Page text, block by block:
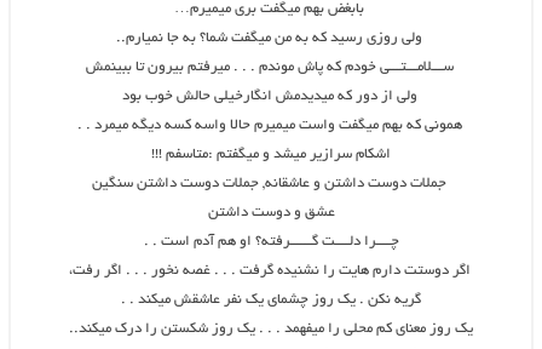
ﺑﺎﺑﻐﺾ ﺑﻬﻢ ﻣﯿﮕﻔﺖ ﺑﺮﯼ ﻣﯿﻤﯿﺮﻡ…
ﻭﻟﯽ ﺭﻭﺯﯼ ﺭﺳﯿﺪ ﮐﻪ ﺑﻪ ﻣﻦ ﻣﯿﮕﻔﺖ ﺷﻤﺎ؟ ﺑﻪ ﺟﺎ ﻧﻤﯿﺎﺭﻡ..
ﺳـــﻼﻣـــﺘـــﯽ ﺧﻮﺩﻡ ﮐﻪ ﭘﺎﺵ ﻣﻮﻧﺪﻡ . . . ﻣﯿﺮﻓﺘﻢ ﺑﯿﺮﻭﻥ ﺗﺎ ﺑﺒﯿﻨﻤﺶ
ﻭﻟﯽ ﺍﺯ ﺩﻭﺭ ﮐﻪ ﻣﯿﺪﯾﺪﻣﺶ ﺍﻧﮕﺎﺭﺧﯿﻠﯽ ﺣﺎﻟﺶ ﺧﻮﺏ ﺑﻮﺩ
ﻫﻤﻮﻧﯽ ﮐﻪ ﺑﻬﻢ ﻣﯿﮕﻔﺖ ﻭﺍﺳﺖ ﻣﯿﻤﯿﺮﻡ ﺣﺎﻻ ﻭﺍﺳﻪ ﮐﺴﻪ ﺩﯾﮕﻪ ﻣﯿﻤﺮﺩ . .
ﺍﺷﮑﺎﻡ ﺳﺮﺍﺯﯾﺮ ﻣﯿﺸﺪ ﻭ ﻣﯿﮕﻔﺘﻢ :ﻣﺘﺎﺳﻔﻢ !!!
جملات دوست داشتن و عاشقانه, جملات دوست داشتن سنگین
عشق و دوست داشتن
ﭼــــﺮﺍ ﺩﻟــــﺖ ﮔــــــﺮﻓﺘﻪ؟ ﺍﻭ ﻫﻢ ﺁﺩﻡ ﺍﺳﺖ . .
ﺍﮔﺮ ﺩﻭﺳﺘﺖ ﺩﺍﺭﻡ ﻫﺎﯾﺖ ﺭﺍ ﻧﺸﻨﯿﺪﻩ ﮔﺮﻓﺖ . . . ﻏﺼﻪ ﻧﺨﻮﺭ . . . ﺍﮔﺮ ﺭﻓﺖ،
ﮔﺮﯾﻪ ﻧﮑﻦ . ﯾﮏ ﺭﻭﺯ ﭼﺸﻤﺎﯼ ﯾﮏ ﻧﻔﺮ ﻋﺎﺷﻘﺶ ﻣﯿﮑﻨﺪ . .
ﯾﮏ ﺭﻭﺯ ﻣﻌﻨﺎﯼ ﮐﻢ ﻣﺤﻠﯽ ﺭﺍ ﻣﯿﻔﻬﻤﺪ . . . ﯾﮏ ﺭﻭﺯ ﺷﮑﺴﺘﻦ ﺭﺍ ﺩﺭﮎ ﻣﯿﮑﻨﺪ..